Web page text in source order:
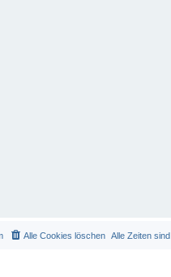
Alle Zeiten sind
Alle Cookies löschen